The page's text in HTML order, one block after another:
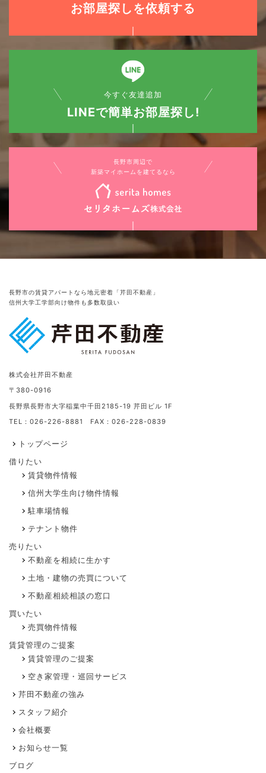
お部屋探しを依頼する
今すぐ友達追加
LINEで簡単お部屋探し!
長野市周辺で
新築マイホームを建てるなら
長野市の賃貸アパートなら地元密着「芹田不動産」
信州大学工学部向け物件も多数取扱い
株式会社芹田不動産
〒380-0916
長野県長野市大字稲葉中千田2185-19 芹田ビル 1F
TEL：026-226-8881 FAX：026-228-0839
トップページ
借りたい
賃貸物件情報
信州大学生向け物件情報
駐車場情報
テナント物件
売りたい
不動産を相続に生かす
土地・建物の売買について
不動産相続相談の窓口
買いたい
売買物件情報
賃貸管理のご提案
賃貸管理のご提案
空き家管理・巡回サービス
芹田不動産の強み
スタッフ紹介
会社概要
お知らせ一覧
ブログ